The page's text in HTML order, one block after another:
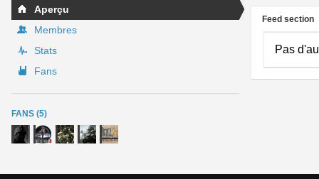
Aperçu
Membres
Stats
Fans
FANS (5)
Feed section
Pas